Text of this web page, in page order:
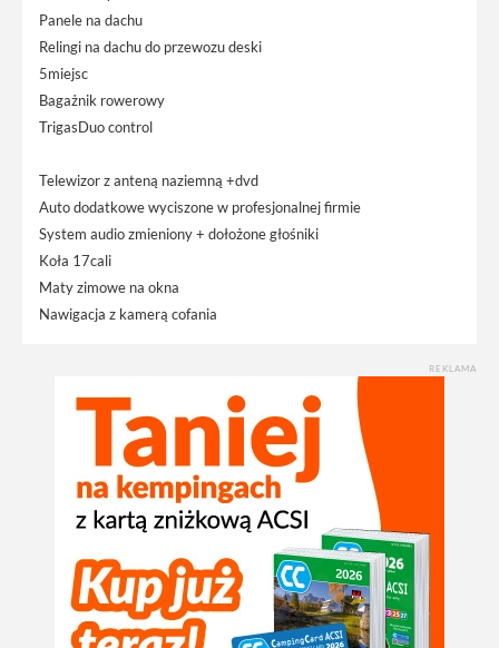
Panele na dachu
Relingi na dachu do przewozu deski
5miejsc
Bagażnik rowerowy
TrigasDuo control
Telewizor z anteną naziemną +dvd
Auto dodatkowe wyciszone w profesjonalnej firmie
System audio zmieniony + dołożone głośniki
Koła 17cali
Maty zimowe na okna
Nawigacja z kamerą cofania
REKLAMA